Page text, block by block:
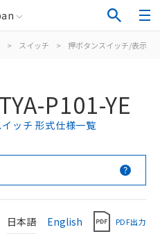
> スイッチ > 押ボタンスイッチ/表示灯
P101-YE
ッチ 形式仕様一覧
日本語 English PDF出力